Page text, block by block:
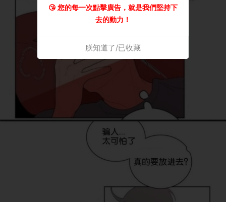
😘 您的每一次點擊廣告，就是我們堅持下
去的動力！
朕知道了/已收藏